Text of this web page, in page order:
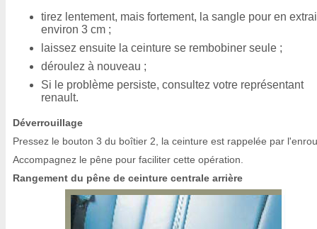
tirez lentement, mais fortement, la sangle pour en
environ 3 cm ;
laissez ensuite la ceinture se rembobiner seule ;
déroulez à nouveau ;
Si le problème persiste, consultez votre représentant
renault.
Déverrouillage
Pressez le bouton 3 du boîtier 2, la ceinture est rappelée par
Accompagnez le pêne pour faciliter cette opération.
Rangement du pêne de ceinture centrale arrière